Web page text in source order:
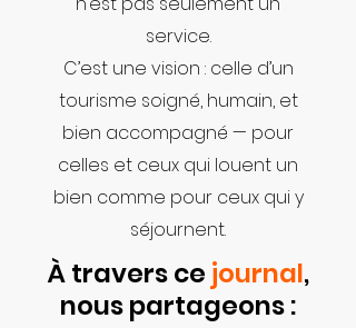
service.
C’est une vision : celle d’un
tourisme soigné, humain, et
bien accompagné — pour
celles et ceux qui louent un
bien comme pour ceux qui y
séjournent.
À travers ce journal,
nous partageons :